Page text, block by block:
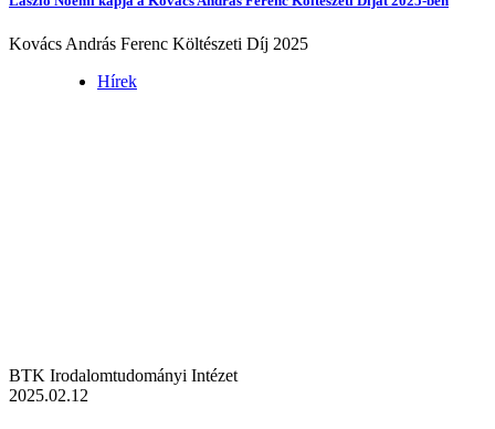
Kovács András Ferenc Költészeti Díj 2025
Hírek
BTK Irodalomtudományi Intézet
2025.02.12